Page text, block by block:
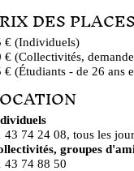
DES PLACES
€ (Individuels)
€ (Collectivités,
€ (Étudiants - de 26 ans
43 74 24 08, tous les
groupes
43 74 88 50